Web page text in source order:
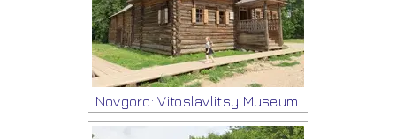
Novgoro: Vitoslavlitsy Museum